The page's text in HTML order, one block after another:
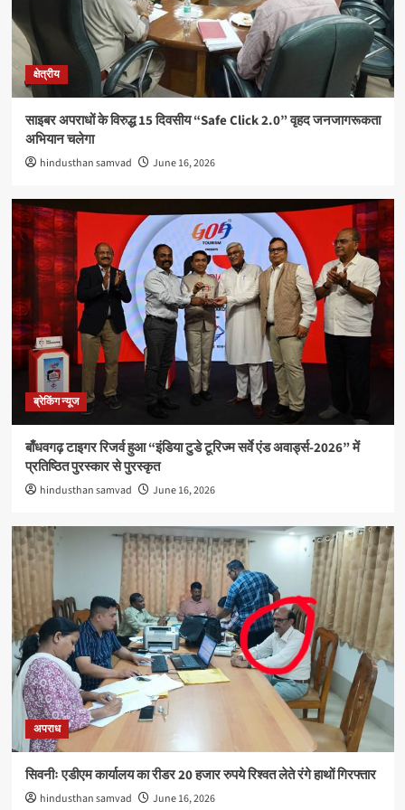
ब्रेकिंग न्यूज
बाँधवगढ़ टाइगर रिजर्व हुआ “इंडिया टुडे टूरिज्म सर्वे एंड
अवार्ड्स-2026” में प्रतिष्ठित पुरस्कार से पुरस्कृत
सिवनीः एडीएम कार्यालय का रीडर 20 हजार रुपये रिश्वत लेते रंगे
5
क्षेत्रीय
राधिका टाउन फेज-2 का शुभारंभ, आधुनिक सुविधाओं के साथ
मिलेगा सपनों के घर का अवसर
क्षेत्रीय
साइबर अपराधों के विरुद्ध 15 दिवसीय “Safe Click 2.0” वृहद जनजागरूकता
अभियान चलेगा
hindusthan samvad June 16, 2026
ब्रेकिंग न्यूज
बाँधवगढ़ टाइगर रिजर्व हुआ “इंडिया टुडे टूरिज्म सर्वे एंड अवार्ड्स-2026” में
प्रतिष्ठित पुरस्कार से पुरस्कृत
hindusthan samvad June 16, 2026
अपराध
सिवनीः एडीएम कार्यालय का रीडर 20 हजार रुपये रिश्वत लेते रंगे हाथों गिरफ्तार
hindusthan samvad June 16, 2026